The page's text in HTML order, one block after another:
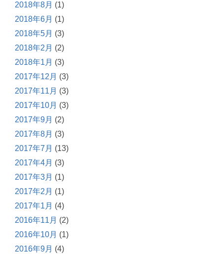
2018年8月 (1)
2018年6月 (1)
2018年5月 (3)
2018年2月 (2)
2018年1月 (3)
2017年12月 (3)
2017年11月 (3)
2017年10月 (3)
2017年9月 (2)
2017年8月 (3)
2017年7月 (13)
2017年4月 (3)
2017年3月 (1)
2017年2月 (1)
2017年1月 (4)
2016年11月 (2)
2016年10月 (1)
2016年9月 (4)